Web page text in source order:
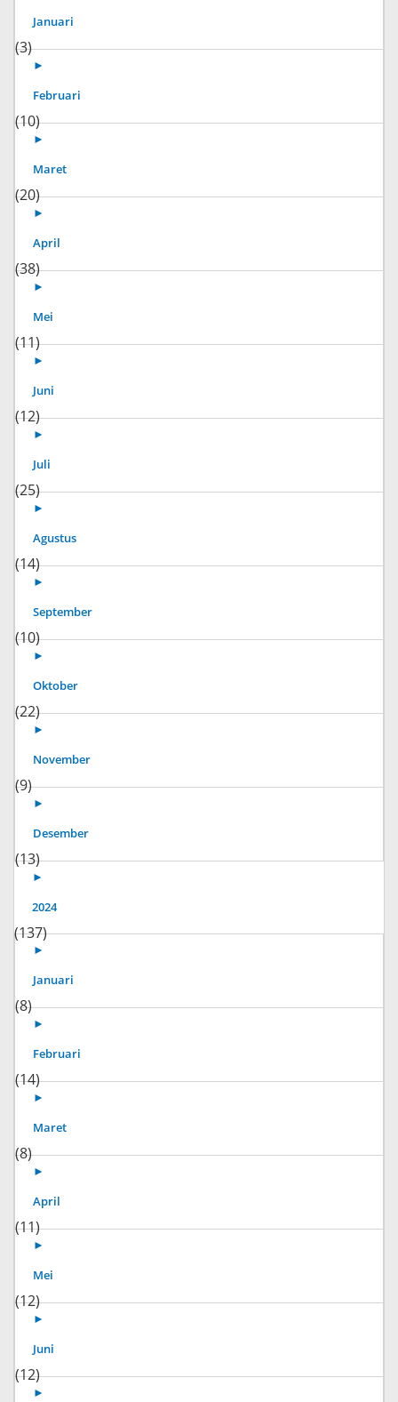
Januari
(3)
►
Februari
(10)
►
Maret
(20)
►
April
(38)
►
Mei
(11)
►
Juni
(12)
►
Juli
(25)
►
Agustus
(14)
►
September
(10)
►
Oktober
(22)
►
November
(9)
►
Desember
(13)
►
2024
(137)
►
Januari
(8)
►
Februari
(14)
►
Maret
(8)
►
April
(11)
►
Mei
(12)
►
Juni
(12)
►